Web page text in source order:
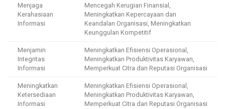
Menjaga
Kerahasiaan
Informasi
Mencegah Kerugian Finansial,
Meningkatkan Kepercayaan dan
Keandalan Organisasi, Meningkatkan
Keunggulan Kompetitif
Menjamin
Integritas
Informasi
Meningkatkan Efisiensi Operasional,
Meningkatkan Produktivitas Karyawan,
Memperkuat Citra dan Reputasi Organisasi
Meningkatkan
Ketersediaan
Informasi
Meningkatkan Efisiensi Operasional,
Meningkatkan Produktivitas Karyawan,
Memperkuat Citra dan Reputasi Organisasi